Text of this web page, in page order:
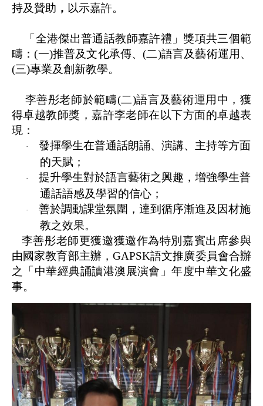
持及贊助 ， 以示嘉許。
「全港傑出普通話教師嘉許禮」 獎項共三個範
疇 ：(一)推普及文化承傳、(二)語言及藝術運用、
(三)專業及創新教學。
李善彤老師於範疇(二)語言及藝術運用中，獲
得卓越教師獎，嘉許李老師在以下方面的卓越表
現：
·
發揮學生在普通話朗誦、演講、主持等方面
的天賦；
·
提升學生對於語言藝術之興趣，增強學生普
通話語感及學習的信心；
·
善於調動課堂氛圍，達到循序漸進及因材施
教之效果。
李善彤老師更獲邀獲邀作為特別嘉賓出席參與
由國家教育部主辦， GAPSK語文推廣委員會合辦
之「 中華經典誦讀港澳展演會 」年度中華文化盛
事。